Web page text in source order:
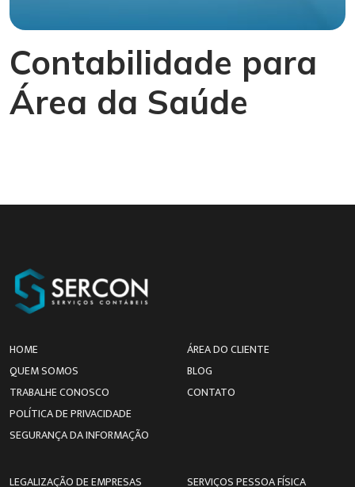
Contabilidade para
Área da Saúde
HOME
QUEM SOMOS
TRABALHE CONOSCO
POLÍTICA DE PRIVACIDADE
SEGURANÇA DA INFORMAÇÃO
ÁREA DO CLIENTE
BLOG
CONTATO
LEGALIZAÇÃO DE EMPRESAS SERVIÇOS PESSOA FÍSICA